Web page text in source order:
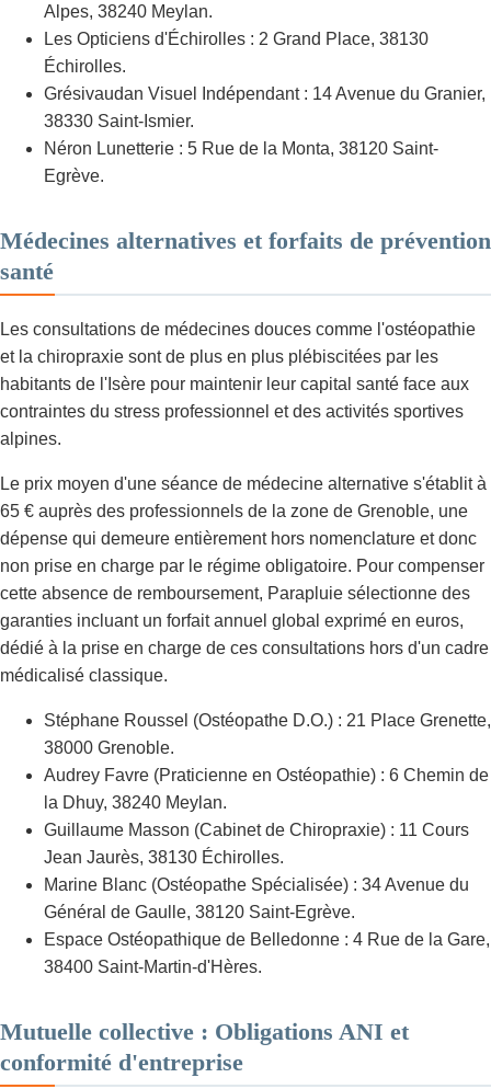
Alpes, 38240 Meylan.
Les Opticiens d'Échirolles : 2 Grand Place, 38130
Échirolles.
Grésivaudan Visuel Indépendant : 14 Avenue du Granier,
38330 Saint-Ismier.
Néron Lunetterie : 5 Rue de la Monta, 38120 Saint-
Egrève.
Médecines alternatives et forfaits de prévention
santé
Les consultations de médecines douces comme l'ostéopathie
et la chiropraxie sont de plus en plus plébiscitées par les
habitants de l'Isère pour maintenir leur capital santé face aux
contraintes du stress professionnel et des activités sportives
alpines.
Le prix moyen d'une séance de médecine alternative s'établit à
65 € auprès des professionnels de la zone de Grenoble, une
dépense qui demeure entièrement hors nomenclature et donc
non prise en charge par le régime obligatoire. Pour compenser
cette absence de remboursement, Parapluie sélectionne des
garanties incluant un forfait annuel global exprimé en euros,
dédié à la prise en charge de ces consultations hors d'un cadre
médicalisé classique.
Stéphane Roussel (Ostéopathe D.O.) : 21 Place Grenette,
38000 Grenoble.
Audrey Favre (Praticienne en Ostéopathie) : 6 Chemin de
la Dhuy, 38240 Meylan.
Guillaume Masson (Cabinet de Chiropraxie) : 11 Cours
Jean Jaurès, 38130 Échirolles.
Marine Blanc (Ostéopathe Spécialisée) : 34 Avenue du
Général de Gaulle, 38120 Saint-Egrève.
Espace Ostéopathique de Belledonne : 4 Rue de la Gare,
38400 Saint-Martin-d'Hères.
Mutuelle collective : Obligations ANI et
conformité d'entreprise